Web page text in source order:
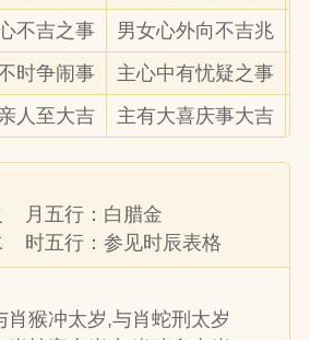
不吉之事 男女心外向不吉兆
时争闹事 主心中有忧疑之事
人至大吉 主有大喜庆事大吉
月五行：白腊金
时五行：参见时辰表格
肖猴冲太岁,与肖蛇刑太岁